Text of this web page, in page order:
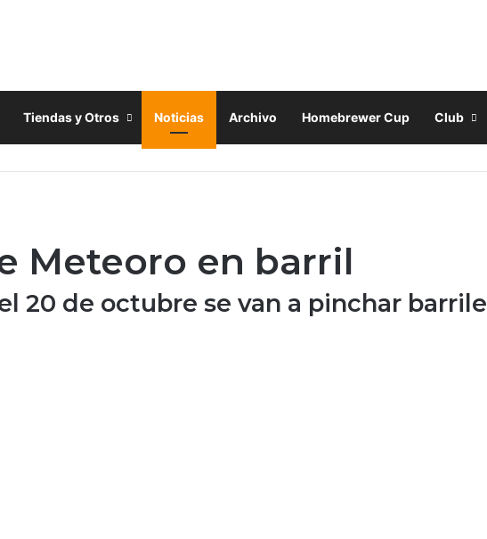
Tiendas y Otros Noticias Archivo Homebrewer Cup Club
Meteoro en barril
20 de octubre se van a pinchar